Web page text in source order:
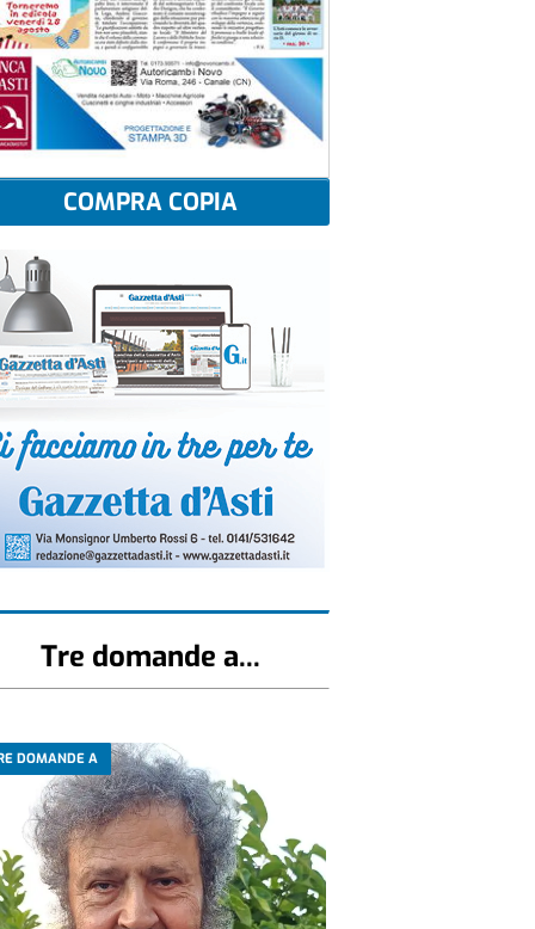
COMPRA COPIA
Tre domande a...
DOMANDE A